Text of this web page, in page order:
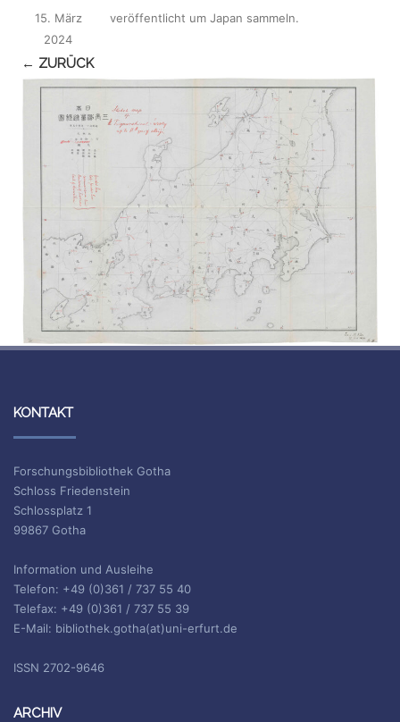
veröffentlicht
15. März
2024
um Japan sammeln.
← ZURÜCK
KONTAKT
Forschungsbibliothek Gotha
Schloss Friedenstein
Schlossplatz 1
99867 Gotha
Information und Ausleihe
Telefon: +49 (0)361 / 737 55 40
Telefax: +49 (0)361 / 737 55 39
E-Mail: bibliothek.gotha(at)uni-erfurt.de
ISSN 2702-9646
ARCHIV